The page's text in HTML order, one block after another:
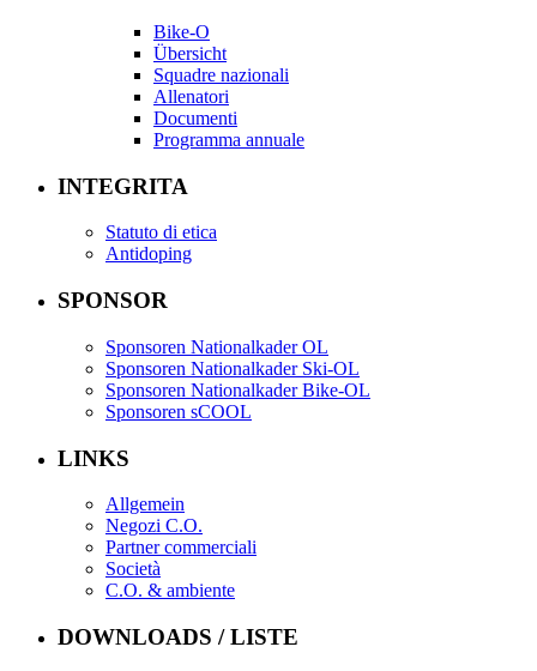
Bike-O
Übersicht
Squadre nazionali
Allenatori
Documenti
Programma annuale
INTEGRITA
Statuto di etica
Antidoping
SPONSOR
Sponsoren Nationalkader OL
Sponsoren Nationalkader Ski-OL
Sponsoren Nationalkader Bike-OL
Sponsoren sCOOL
LINKS
Allgemein
Negozi C.O.
Partner commerciali
Società
C.O. & ambiente
DOWNLOADS / LISTE